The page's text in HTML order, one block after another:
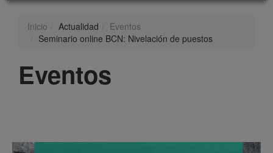
Inicio Actualidad
Eventos
Seminario online BCN: Nivelación de puestos
Eventos